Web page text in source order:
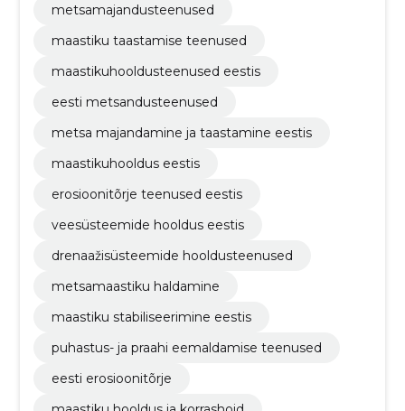
metsamajandusteenused
maastiku taastamise teenused
maastikuhooldusteenused eestis
eesti metsandusteenused
metsa majandamine ja taastamine eestis
maastikuhooldus eestis
erosioonitõrje teenused eestis
veesüsteemide hooldus eestis
drenaažisüsteemide hooldusteenused
metsamaastiku haldamine
maastiku stabiliseerimine eestis
puhastus- ja praahi eemaldamise teenused
eesti erosioonitõrje